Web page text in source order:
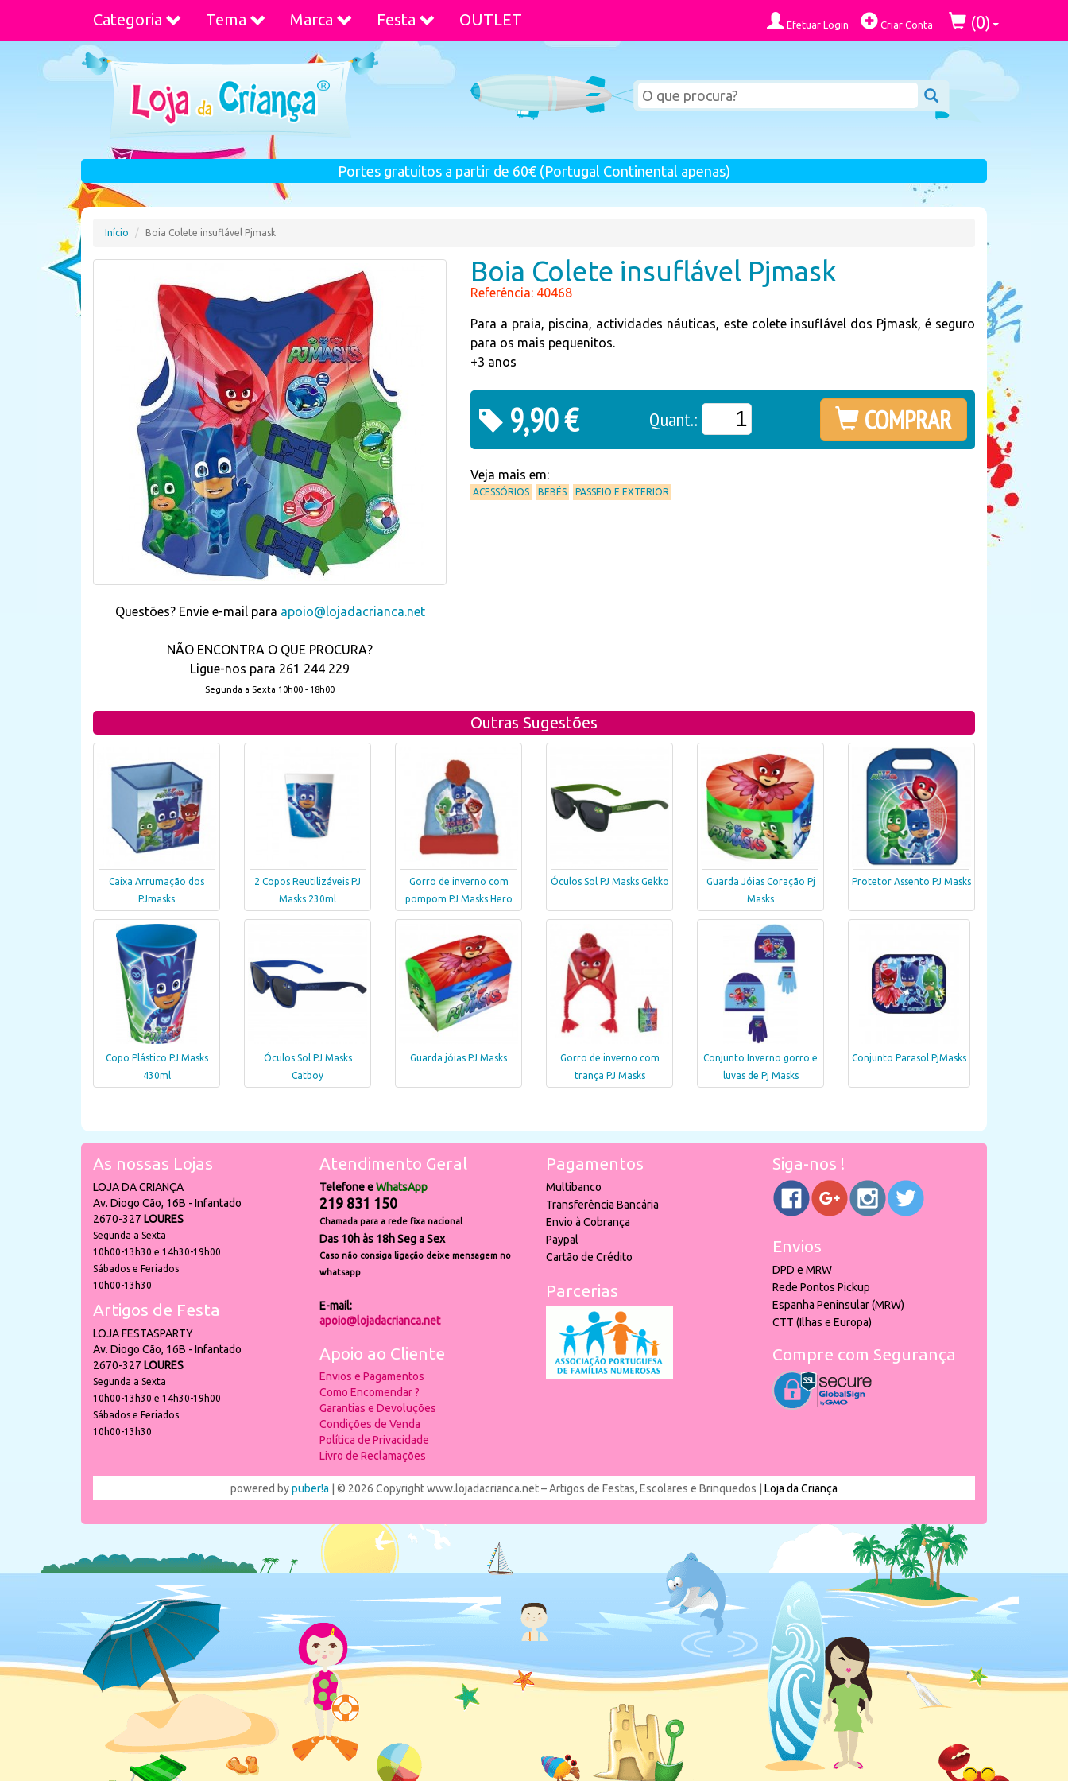
Categoria Tema Marca Festa OUTLET Efetuar Login Criar Conta (0)
Portes gratuitos a partir de 60€ (Portugal Continental apenas)
Início Boia Colete insuflável Pjmask
Questões? Envie e-mail para apoio@lojadacrianca.net
NÃO ENCONTRA O QUE PROCURA?
Ligue-nos para 261 244 229
Segunda a Sexta 10h00 - 18h00
Boia Colete insuflável Pjmask
Referência: 40468
Para a praia, piscina, actividades náuticas, este colete insuflável dos Pjmask, é seguro
para os mais pequenitos.
+3 anos
9,90 € Quant.: COMPRAR
Veja mais em:
ACESSÓRIOS BEBÉS PASSEIO E EXTERIOR
Outras Sugestões
Caixa Arrumação dos
PJmasks
2 Copos Reutilizáveis PJ
Masks 230ml
Gorro de inverno com
pompom PJ Masks Hero
Óculos Sol PJ Masks Gekko
Guarda Jóias Coração Pj
Masks
Protetor Assento PJ Masks
Copo Plástico PJ Masks
430ml
Óculos Sol PJ Masks
Catboy
Guarda jóias PJ Masks
Gorro de inverno com
trança PJ Masks
Conjunto Inverno gorro e
luvas de Pj Masks
Conjunto Parasol PjMasks
As nossas Lojas
LOJA DA CRIANÇA
Av. Diogo Cão, 16B - Infantado
2670-327 LOURES
Segunda a Sexta
10h00-13h30 e 14h30-19h00
Sábados e Feriados
10h00-13h30
Artigos de Festa
LOJA FESTASPARTY
Av. Diogo Cão, 16B - Infantado
2670-327 LOURES
Segunda a Sexta
10h00-13h30 e 14h30-19h00
Sábados e Feriados
10h00-13h30
Atendimento Geral
Telefone eWhatsApp
219 831 150
Chamada para a rede fixa nacional
Das 10h às 18h Seg a Sex
Caso não consiga ligação deixe mensagem no
whatsapp
E-mail:
apoio@lojadacrianca.net
Apoio ao Cliente
Envios e Pagamentos
Como Encomendar ?
Garantias e Devoluções
Condições de Venda
Política de Privacidade
Livro de Reclamações
Pagamentos
Multibanco
Transferência Bancária
Envio à Cobrança
Paypal
Cartão de Crédito
Parcerias
Siga-nos !
Envios
DPD e MRW
Rede Pontos Pickup
Espanha Peninsular (MRW)
CTT (Ilhas e Europa)
Compre com Segurança
powered bypuber!a | © 2026 Copyright www.lojadacrianca.net – Artigos de Festas, Escolares e Brinquedos | Loja da Criança